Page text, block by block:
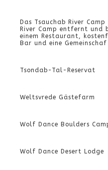
Das Tsauchab River
River Camp entfernt
einem Restaurant,
Bar und eine
Tsondab-Tal-Reservat
Weltsvrede Gästefarm
Wolf Dance Boulders
Wolf Dance Desert Lodge